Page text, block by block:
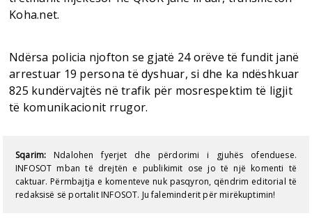
Koha.net.
Ndërsa policia njofton se gjatë 24 orëve të fundit janë
arrestuar 19 persona të dyshuar, si dhe ka ndëshkuar
825 kundërvajtës në trafik për mosrespektim të ligjit
të komunikacionit rrugor.
Sqarim: Ndalohen fyerjet dhe përdorimi i gjuhës ofenduese.
INFOSOT mban të drejtën e publikimit ose jo të një komenti të
caktuar. Përmbajtja e komenteve nuk pasqyron, qëndrim editorial të
redaksisë së portalit INFOSOT. Ju faleminderit për mirëkuptimin!